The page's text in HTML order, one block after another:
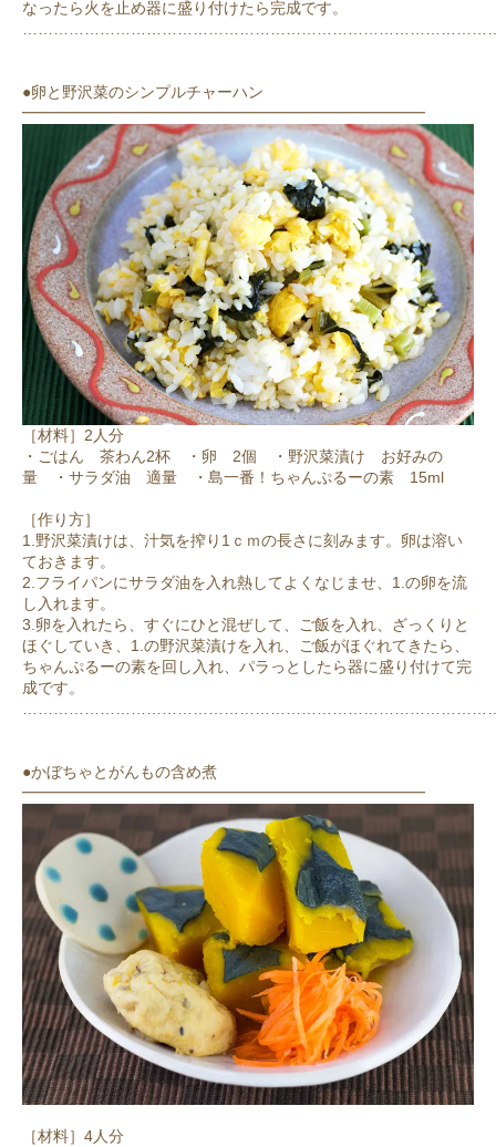
なったら火を止め器に盛り付けたら完成です。
●卵と野沢菜のシンプルチャーハン
━━━━━━━━━━━━━━━━━━━━━━━━━━
［材料］2人分
・ごはん 茶わん2杯 ・卵 2個 ・野沢菜漬け お好みの
量 ・サラダ油 適量 ・島一番！ちゃんぷるーの素 15ml
［作り方］
1.野沢菜漬けは、汁気を搾り1ｃｍの長さに刻みます。卵は溶い
ておきます。
2.フライパンにサラダ油を入れ熱してよくなじませ、1.の卵を流
し入れます。
3.卵を入れたら、すぐにひと混ぜして、ご飯を入れ、ざっくりと
ほぐしていき、1.の野沢菜漬けを入れ、ご飯がほぐれてきたら、
ちゃんぷるーの素を回し入れ、パラっとしたら器に盛り付けて完
成です。
●かぼちゃとがんもの含め煮
━━━━━━━━━━━━━━━━━━━━━━━━━━
［材料］4人分